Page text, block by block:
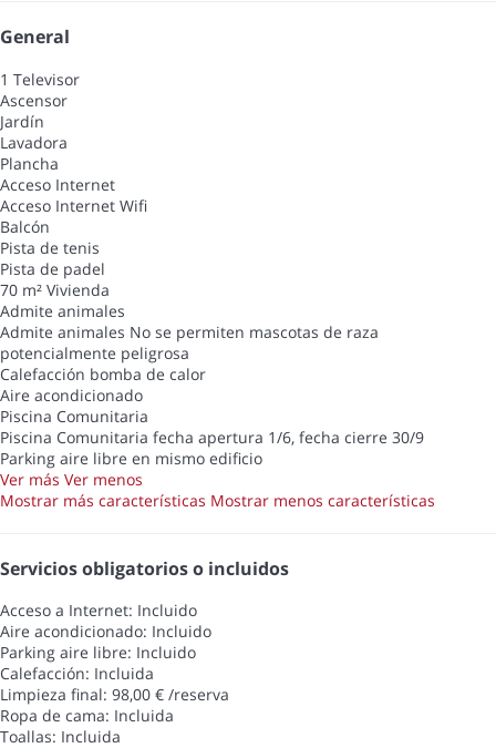
General
1 Televisor
Ascensor
Jardín
Lavadora
Plancha
Acceso Internet
Acceso Internet Wifi
Balcón
Pista de tenis
Pista de padel
70 m² Vivienda
Admite animales
Admite animales No se permiten mascotas de raza
potencialmente peligrosa
Calefacción bomba de calor
Aire acondicionado
Piscina Comunitaria
Piscina Comunitaria fecha apertura 1/6, fecha cierre 30/9
Parking aire libre en mismo edificio
Ver más Ver menos
Mostrar más características Mostrar menos características
Servicios obligatorios o incluidos
Acceso a Internet: Incluido
Aire acondicionado: Incluido
Parking aire libre: Incluido
Calefacción: Incluida
Limpieza final: 98,00 € /reserva
Ropa de cama: Incluida
Toallas: Incluida